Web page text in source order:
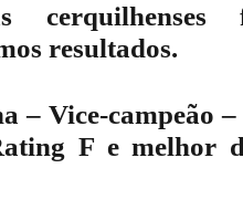
resultados.
– Vice-campeão
F e melhor